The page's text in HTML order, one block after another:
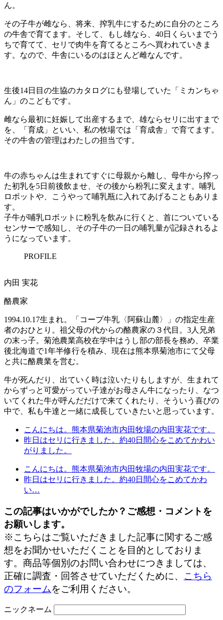
ん。
その子牛が雌なら、将来、搾乳牛にするために自分のところ
の牛舎で育てます。そして、もし雄なら、40日くらいまでう
ちで育てて、セリで肉牛を育てるところへ買われていきま
す。なので、牛舎にいるのはほとんど雌なんです。
生後14日目の生協のカタログにも登場していた「ミカンちゃ
ん」のこどもです。
雌なら最初に妊娠して出産するまで、雄ならセリに出すまで
を、「育成」といい、私の牧場では「育成舎」で育てます。
その牛舎の管理はわたしの担当です。
牛の赤ちゃんは生まれてすぐに母親から離し、母牛から搾っ
た初乳を5日前後飲ませ、その後から粉乳に変えます。哺乳
ロボットや、こうやって哺乳瓶に入れてあげることもありま
す。
子牛が哺乳ロボットに粉乳を飲みに行くと、首についている
センサーで感知し、その子牛の一日の哺乳量が記録されるよ
うになっています。
PROFILE
内田 実花
酪農家
1994.10.17生まれ。「コープ牛乳〈阿蘇山麓〉」の指定生産
者のおひとり。祖父母の代からの酪農家の３代目。3人兄弟
の末っ子。菊池農業高校在学中はうし部の部長を務め、卒業
後北海道で1年半修行を積み、現在は熊本県菊池市にて父母
と共に酪農業を営む。
牛が死んだり、出ていく時は泣いたりもしますが、生まれて
からずっと可愛がってい子達がお母さん牛になったり、なつ
いてくれた牛が呼んだだけで来てくれたり、そういう喜びの
中で、私も牛達と一緒に成長していきたいと思っています。
こんにちは。熊本県菊池市内田牧場の内田実花です。
昨日はセリに行きました。約40日間心をこめてかわい
がりました。
こんにちは。熊本県菊池市内田牧場の内田実花です。
昨日はセリに行きました。約40日間心をこめてかわ
い…
この記事はいかがでしたか？ご感想・コメントを
お願いします。
※こちらはご覧いただきました記事に関するご感
想をお聞かせいただくことを目的としておりま
す。商品等個別のお問い合わせにつきましては、
正確に調査・回答させていただくために、 こちら
のフォームをご利用ください。
ニックネーム